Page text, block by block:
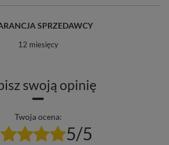
SPRZEDAWCY
12 miesięcy
swoją opinię
Twoja ocena:
5/5